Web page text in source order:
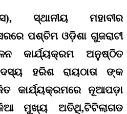
ସ୍ଥାନୀୟ ମହାବୀର
ପଶ୍ଚିମ ଓଡ଼ିଶା ଗୁଜରାଟୀ
କାର୍ଯ୍ୟକ୍ରମ ଅନୁଷ୍ଠିତ
ହରିଶ ରାୟଠାତା ଙ୍କ
କାର୍ଯ୍ୟକ୍ରମରେ ନୂଆପଡ଼ା
ମୁଖ୍ୟ ଅତିଥି,ଟିଟିଲାଗଡ